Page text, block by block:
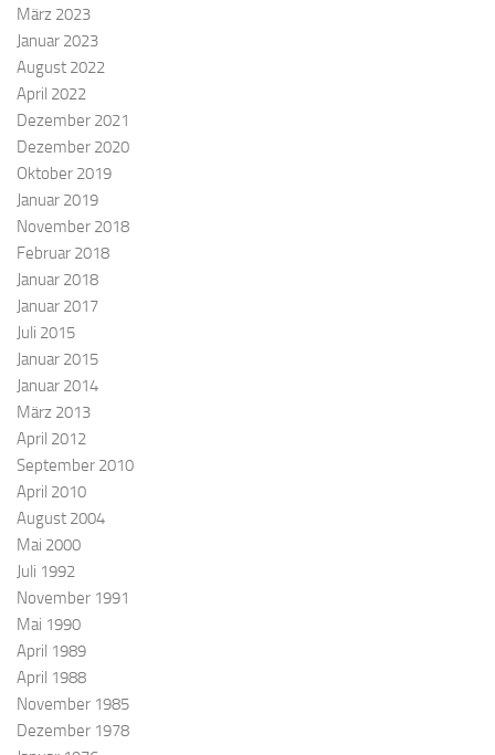
März 2023
Januar 2023
August 2022
April 2022
Dezember 2021
Dezember 2020
Oktober 2019
Januar 2019
November 2018
Februar 2018
Januar 2018
Januar 2017
Juli 2015
Januar 2015
Januar 2014
März 2013
April 2012
September 2010
April 2010
August 2004
Mai 2000
Juli 1992
November 1991
Mai 1990
April 1989
April 1988
November 1985
Dezember 1978